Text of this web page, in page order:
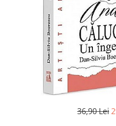
Gastronomie
Manuale scolare/Cursuri
36,90 Lei